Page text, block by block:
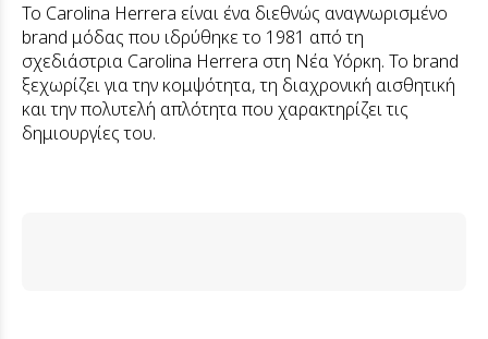
Το Carolina Herrera είναι ένα διεθνώς αναγνωρισμένο
brand μόδας που ιδρύθηκε το 1981 από τη
σχεδιάστρια Carolina Herrera στη Νέα Υόρκη. Το brand
ξεχωρίζει για την κομψότητα, τη διαχρονική αισθητική
και την πολυτελή απλότητα που χαρακτηρίζει τις
δημιουργίες του.